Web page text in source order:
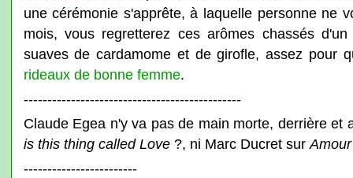
une cérémonie s'apprête, à laquelle personne ne
mois, vous regretterez ces arômes chassés
suaves de cardamome et de girofle, assez pour
rideaux de bonne femme.
----------------------------------------------
Claude Egea n'y va pas de main morte, derrière et
is this thing called Love?, ni Marc Ducret sur
------------------------